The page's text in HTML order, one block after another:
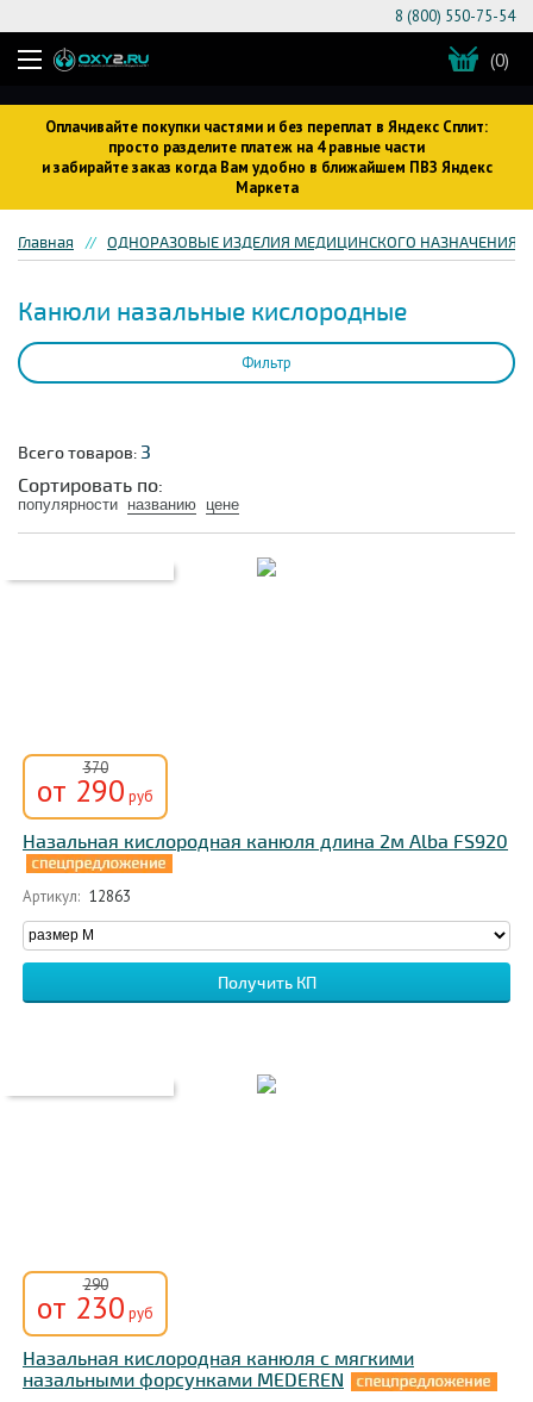
Оплачивайте покупки частями и без переплат в Яндекс Сплит:
просто разделите платеж на 4 равные части
и забирайте заказ когда Вам удобно в ближайшем ПВЗ Яндекс
Маркета
8 (800) 550-75-54
(0)
Главная ОДНОРАЗОВЫЕ ИЗДЕЛИЯ МЕДИЦИНСКОГО НАЗНАЧЕНИЯ
Канюли назальные кислородные
Фильтр
Всего товаров:3
Сортировать по:
популярности названию цене
370
от 290 руб
Назальная кислородная канюля длина 2м Alba FS920
Артикул: 12863
Получить КП
290
от 230 руб
Назальная кислородная канюля с мягкими
назальными форсунками MEDEREN